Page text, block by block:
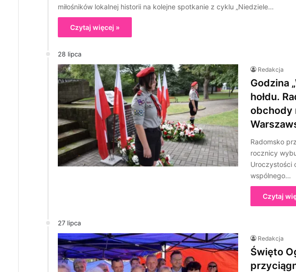
miłośników lokalnej historii na kolejne spotkanie z cyklu „Niedziele…
Czytaj więcej »
28 lipca
Redakcja
Godzina
hołdu.
obchody
Radomsko
rocznicy
Uroczystości
wspólnego…
Czytaj
27 lipca
Redakcja
Święto